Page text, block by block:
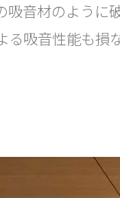
吸音材のよう
る吸音性能も損